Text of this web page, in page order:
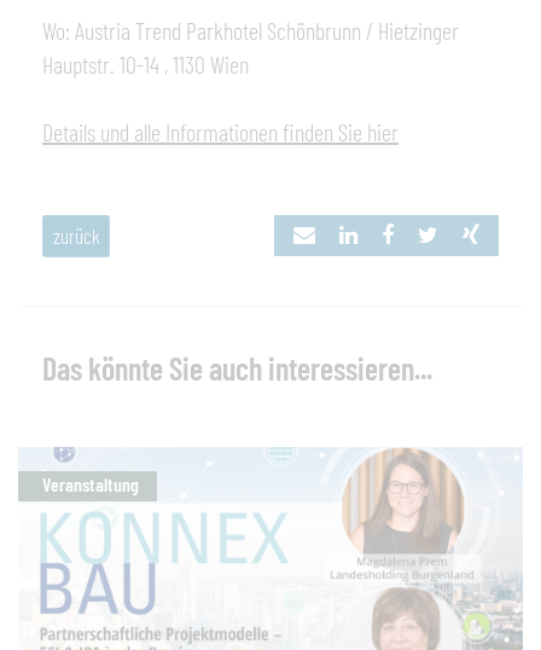
Wo: Austria Trend Parkhotel Schönbrunn / Hietzinger
Hauptstr. 10-14 , 1130 Wien
Details und alle Informationen finden Sie hier
zurück
Das könnte Sie auch interessieren...
Veranstaltung